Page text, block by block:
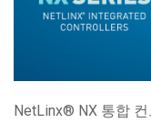
구매처
지원
NetLinx® NX 통합